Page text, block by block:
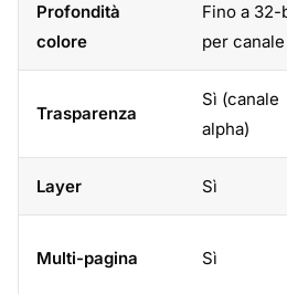
Profondità
colore
Fino a 32-
per canale
Trasparenza
Sì (canale
alpha)
Layer Sì
Multi-pagina Sì